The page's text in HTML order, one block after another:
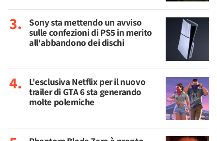
Sony sta mettendo un avviso
sulle confezioni di PS5 in merito
all'abbandono dei dischi
L'esclusiva Netflix per il nuovo
trailer di GTA 6 sta generando
molte polemiche